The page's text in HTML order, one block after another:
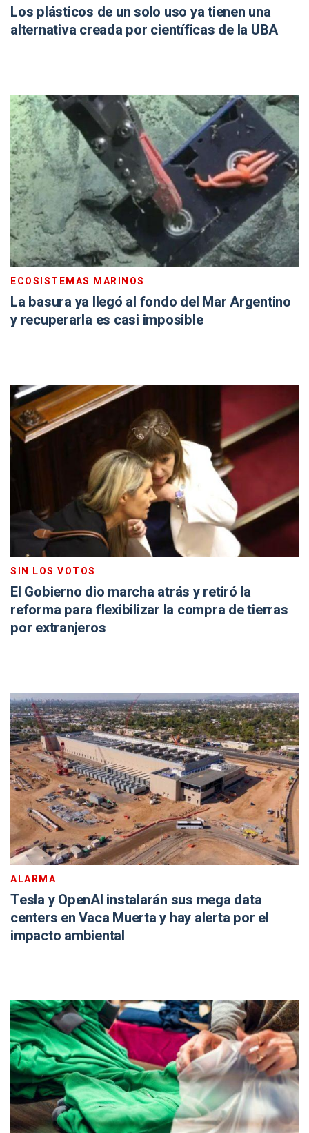
Los plásticos de un solo uso ya tienen una
alternativa creada por científicas de la UBA
ECOSISTEMAS MARINOS
La basura ya llegó al fondo del Mar Argentino
y recuperarla es casi imposible
SIN LOS VOTOS
El Gobierno dio marcha atrás y retiró la
reforma para flexibilizar la compra de tierras
por extranjeros
ALARMA
Tesla y OpenAI instalarán sus mega data
centers en Vaca Muerta y hay alerta por el
impacto ambiental